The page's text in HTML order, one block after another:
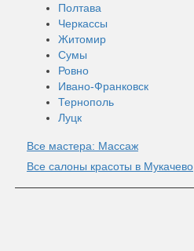
Полтава
Черкассы
Житомир
Сумы
Ровно
Ивано-Франковск
Тернополь
Луцк
Все мастера: Массаж
Все салоны красоты в Мукачево